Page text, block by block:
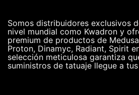
Somos distribuidores exclusivos
nivel mundial como Kwadron y
premium de productos de
Proton, Dinamyc, Radiant, Spirit
selección meticulosa garantiza
suministros de tatuaje llegue a